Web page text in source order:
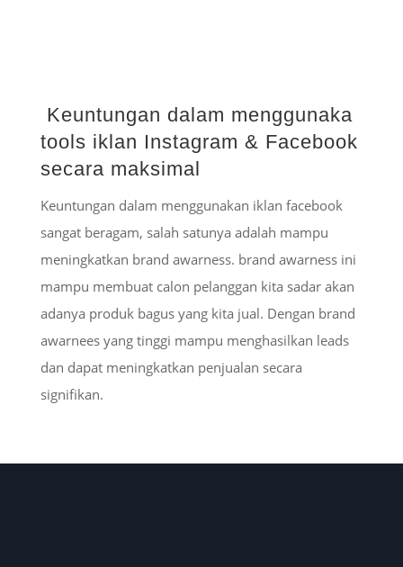
Keuntungan dalam menggunaka
tools iklan Instagram & Facebook
secara maksimal
Keuntungan dalam menggunakan iklan facebook
sangat beragam, salah satunya adalah mampu
meningkatkan brand awarness. brand awarness ini
mampu membuat calon pelanggan kita sadar akan
adanya produk bagus yang kita jual. Dengan brand
awarnees yang tinggi mampu menghasilkan leads
dan dapat meningkatkan penjualan secara
signifikan.